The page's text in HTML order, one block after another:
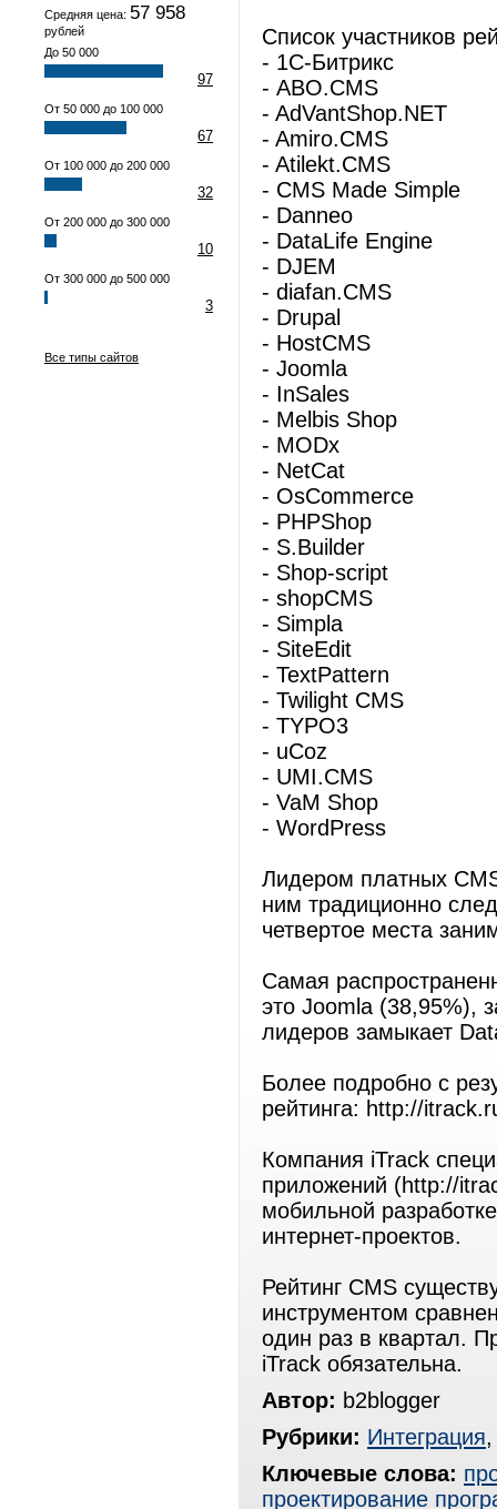
Средняя цена: 57 958
рублей
До 50 000
97
От 50 000 до 100 000
67
От 100 000 до 200 000
32
От 200 000 до 300 000
10
От 300 000 до 500 000
3
Все типы сайтов
Список участников
- 1С-Битрикс
- ABO.CMS
- AdVantShop.NET
- Amiro.CMS
- Atilekt.CMS
- CMS Made Simple
- Danneo
- DataLife Engine
- DJEM
- diafan.CMS
- Drupal
- HostCMS
- Joomla
- InSales
- Melbis Shop
- MODx
- NetCat
- OsCommerce
- PHPShop
- S.Builder
- Shop-script
- shopCMS
- Simpla
- SiteEdit
- TextPattern
- Twilight CMS
- TYPO3
- uCoz
- UMI.CMS
- VaM Shop
- WordPress
Лидером платных
ним традиционно
четвертое места
Самая
это Joomla (38,95%),
лидеров замыкает
Более подробно с
рейтинга: http://
Компания iTrack
приложений (http://
мобильной
интернет-проектов.
Рейтинг СMS
инструментом
один раз в квартал.
iTrack обязательна.
Автор: b2blogger
Рубрики: Интеграция
Ключевые слова:
проектирование